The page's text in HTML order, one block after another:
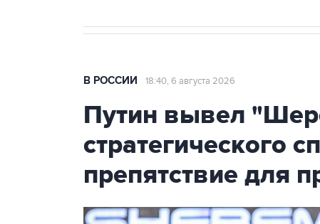
В РОССИИ 18:40, 6 августа 2026
Путин вывел
стратегического
препятствие для